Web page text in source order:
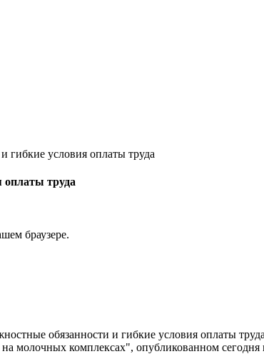
гибкие условия оплаты труда
оплаты труда
браузере.
обязанности и гибкие условия оплаты
молочных комплексах", опубликованном